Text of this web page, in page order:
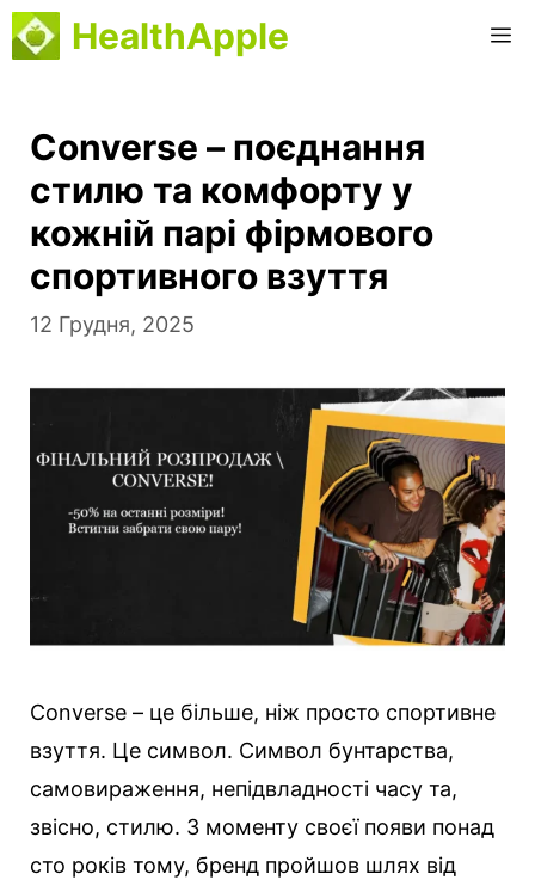
Перейти
до
HealthApple
Converse – поєднання
стилю та комфорту у
кожній парі фірмового
спортивного взуття
12 Грудня, 2025
Converse – це більше, ніж просто спортивне
взуття. Це символ. Символ бунтарства,
самовираження, непідвладності часу та,
звісно, стилю. З моменту своєї появи понад
сто років тому, бренд пройшов шлях від